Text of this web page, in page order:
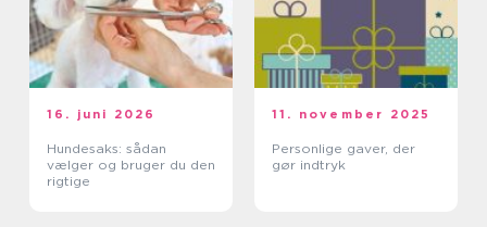
16. juni 2026
Hundesaks: sådan
vælger og bruger du den
rigtige
11. november 2025
Personlige gaver, der
gør indtryk